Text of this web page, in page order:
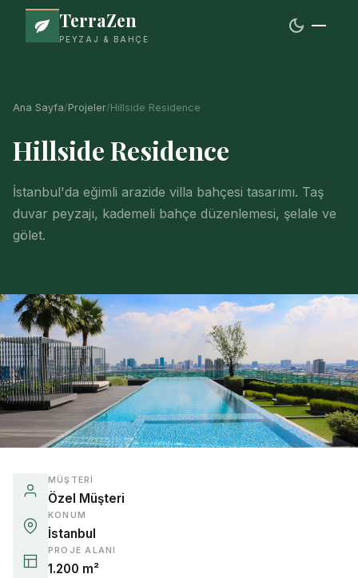
TerraZen
PEYZAJ & BAHÇE
dark_mode
Ana Sayfa/Projeler/Hillside Residence
Hillside Residence
İstanbul'da eğimli arazide villa bahçesi tasarımı. Taş
duvar peyzajı, kademeli bahçe düzenlemesi, şelale ve
gölet.
MÜŞTERI
Özel Müşteri
KONUM
İstanbul
PROJE ALANI
1.200 m²